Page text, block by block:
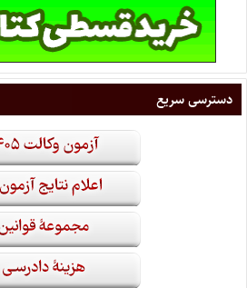
دسترسی سریع